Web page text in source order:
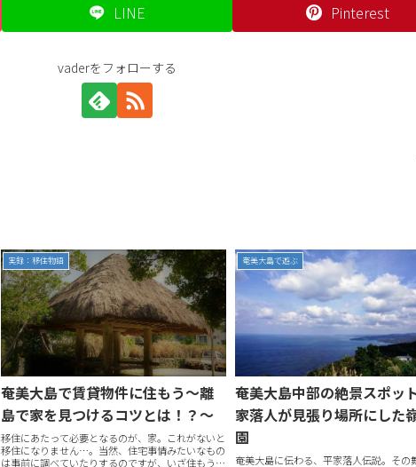
LINE Pinterest
vaderをフォローする
実録：移住物語
奄美大島で賃貸物件に住もう～離
島で家を見つけるコツとは！？～
移住にあたって必要となるのが、家。これがないと
移住になりません…。当然、住宅事情みたいなもの
は事前に調べていたりするのですが、いざ住もう！
奄美大島で遊ぶ
奄美大島中部の絶景スポッ
家落人が見張り場所にした
園
奄美大島に伝わる、平家落人伝説。その